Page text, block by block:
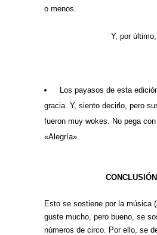
o menos.
Y, por último,
Los payasos de esta
gracia. Y, siento decirlo, pero
fueron muy wokes. No pega
«Alegría».
Esto se sostiene por la música
guste mucho, pero bueno, se
números de circo. Por ello, se